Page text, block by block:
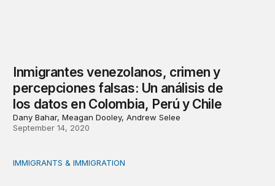
Inmigrantes venezolanos, crimen y
percepciones falsas: Un análisis de
los datos en Colombia, Perú y Chile
Dany Bahar, Meagan Dooley, Andrew Selee
September 14, 2020
El papel de las autoridades locales
IMMIGRANTS & IMMIGRATION